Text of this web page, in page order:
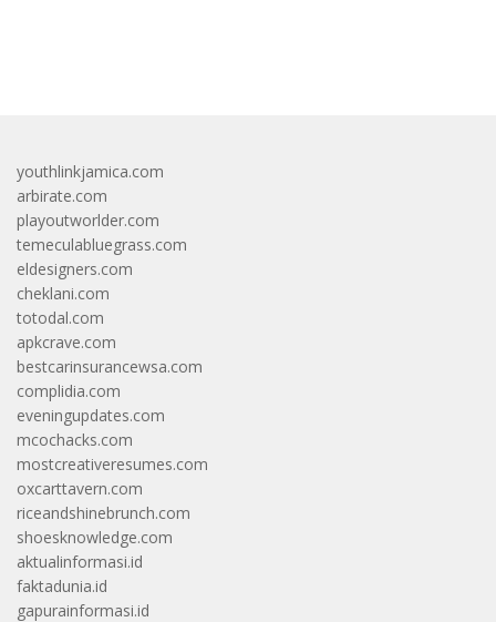
youthlinkjamica.com
arbirate.com
playoutworlder.com
temeculabluegrass.com
eldesigners.com
cheklani.com
totodal.com
apkcrave.com
bestcarinsurancewsa.com
complidia.com
eveningupdates.com
mcochacks.com
mostcreativeresumes.com
oxcarttavern.com
riceandshinebrunch.com
shoesknowledge.com
aktualinformasi.id
faktadunia.id
gapurainformasi.id